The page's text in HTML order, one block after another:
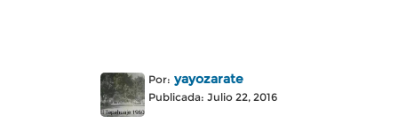
Por: yayozarate
Publicada: Julio 22, 2016